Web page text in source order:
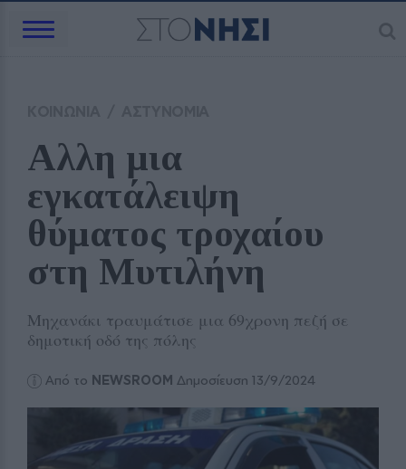
Αλλη μια
εγκατάλειψη
θύματος τροχαίου
στη Μυτιλήνη
Μηχανάκι τραυμάτισε μια 69χρονη πεζή σε
δημοτική οδό της πόλης
Από το NEWSROOM Δημοσίευση 13/9/2024